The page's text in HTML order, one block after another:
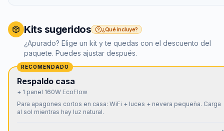
Kits sugeridos ¿Qué incluye?
¿Apurado? Elige un kit y te quedas con el descuento del
paquete. Puedes ajustar después.
RECOMENDADO
Respaldo casa
+ 1 panel 160W EcoFlow
Para apagones cortos en casa: WiFi + luces + nevera pequeña. Carga
al sol mientras hay luz natural.